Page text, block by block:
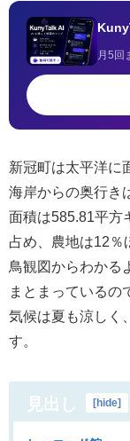
月5回
新冠町は太平洋に
海岸からの奥行き
面積は585.81平方
占め、農地は12％
鳥観図からわかる
まとまっているの
気候は夏も涼しく
す。
見出し [hide]